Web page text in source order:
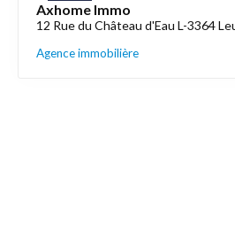
Axhome Immo
12 Rue du Château d'Eau L-3364
Agence immobilière